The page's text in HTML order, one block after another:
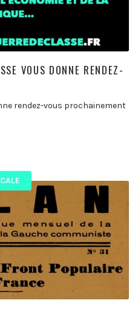
VOUS DONNE RENDEZ-
rendez-vous prochainement